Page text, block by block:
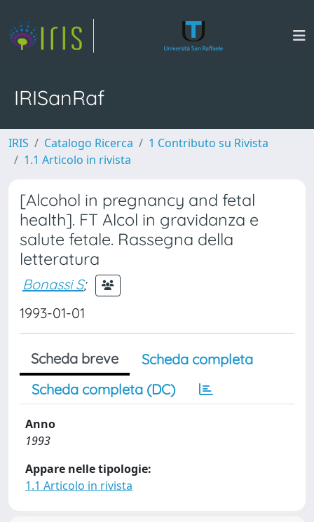
IRISanRaf
IRIS Catalogo Ricerca
1 Contributo su Rivista
1.1 Articolo in rivista
[Alcohol in pregnancy and fetal
health]. FT Alcol in gravidanza e
salute fetale. Rassegna della
letteratura
Bonassi S;
1993-01-01
Scheda breve
Scheda completa
Scheda completa (DC)
Anno
1993
Appare nelle tipologie:
1.1 Articolo in rivista